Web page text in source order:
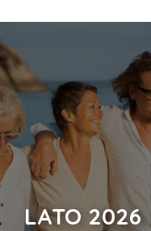
LATO 2026